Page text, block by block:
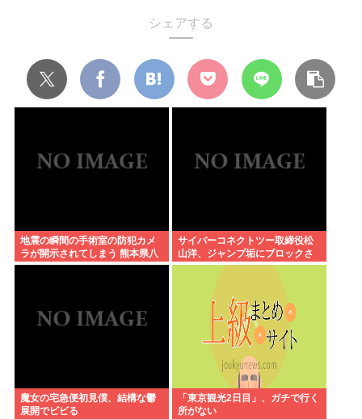
シェアする
地震の瞬間の手術室の防犯カメ
ラが開示されてしまう 熊本県八
代
サイバーコネクトツー取締役松
山洋、ジャンプ垢にブロックさ
れてお気持ち表明。何かあった
魔女の宅急便初見僕、結構な鬱
展開でビビる
「東京観光2日目」、ガチで行く
所がない